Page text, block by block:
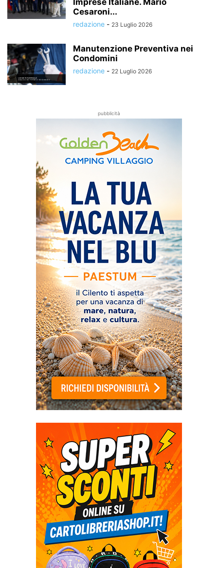
Cesaroni...
redazione - 23 Luglio 2026
Manutenzione Preventiva nei
Condomini
redazione - 22 Luglio 2026
pubblicità